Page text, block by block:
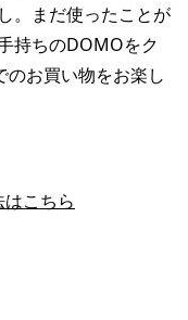
。まだ使ったことが
持ちのDOMOをク
のお買い物をお楽し
こちら